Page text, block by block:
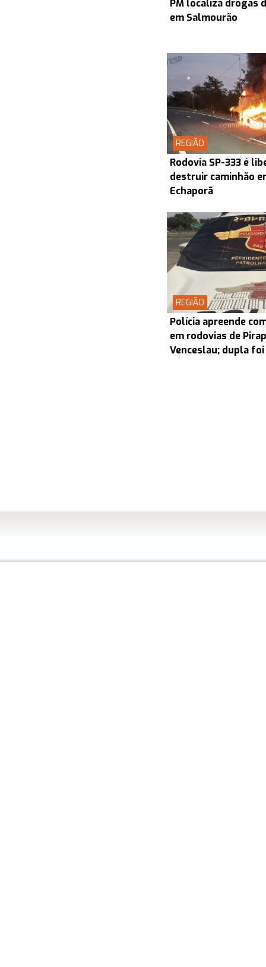
PM localiza drogas
em Salmourão
REGIÃO
Rodovia SP-333 é
destruir caminhão
Echaporã
REGIÃO
Polícia apreende
em rodovias de
Venceslau; dupla